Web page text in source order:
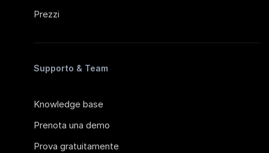
Prezzi
Supporto & Team
Knowledge base
Prenota una demo
Prova gratuitamente